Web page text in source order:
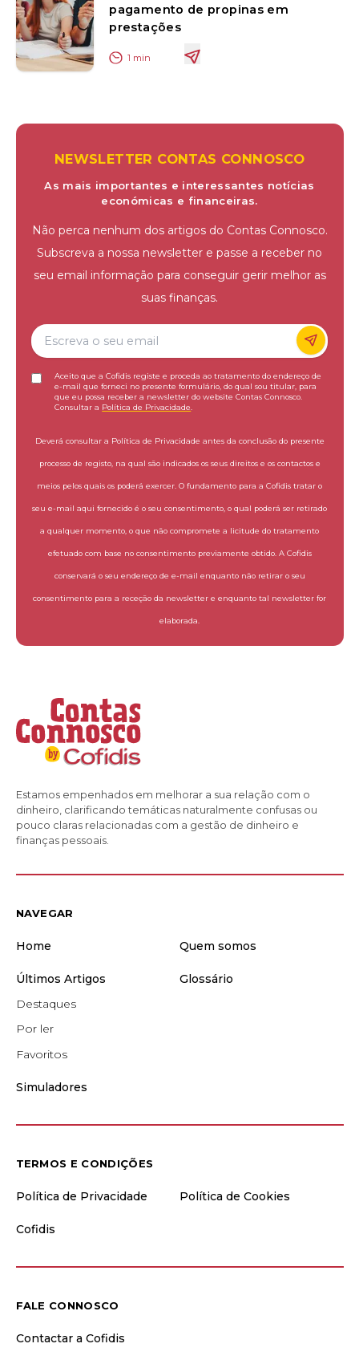
pagamento de propinas em
prestações
1 min
NEWSLETTER CONTAS CONNOSCO
As mais importantes e interessantes notícias
económicas e financeiras.
Não perca nenhum dos artigos do Contas Connosco.
Subscreva a nossa newsletter e passe a receber no
seu email informação para conseguir gerir melhor as
suas finanças.
Aceito que a Cofidis registe e proceda ao tratamento do endereço de
e-mail que forneci no presente formulário, do qual sou titular, para
que eu possa receber a newsletter do website Contas Connosco.
Consultar a Política de Privacidade
Deverá consultar a Política de Privacidade antes da conclusão do presente
processo de registo, na qual são indicados os seus direitos e os contactos e
meios pelos quais os poderá exercer. O fundamento para a Cofidis tratar o
seu e-mail aqui fornecido é o seu consentimento, o qual poderá ser retirado
a qualquer momento, o que não compromete a licitude do tratamento
efetuado com base no consentimento previamente obtido. A Cofidis
conservará o seu endereço de e-mail enquanto não retirar o seu
consentimento para a receção da newsletter e enquanto tal newsletter for
elaborada.
Estamos empenhados em melhorar a sua relação com o
dinheiro, clarificando temáticas naturalmente confusas ou
pouco claras relacionadas com a gestão de dinheiro e
finanças pessoais.
NAVEGAR
Home Quem somos
Últimos Artigos
Destaques
Por ler
Favoritos
Glossário
Simuladores
TERMOS E CONDIÇÕES
Política de Privacidade Política de Cookies
Cofidis
FALE CONNOSCO
Contactar a Cofidis